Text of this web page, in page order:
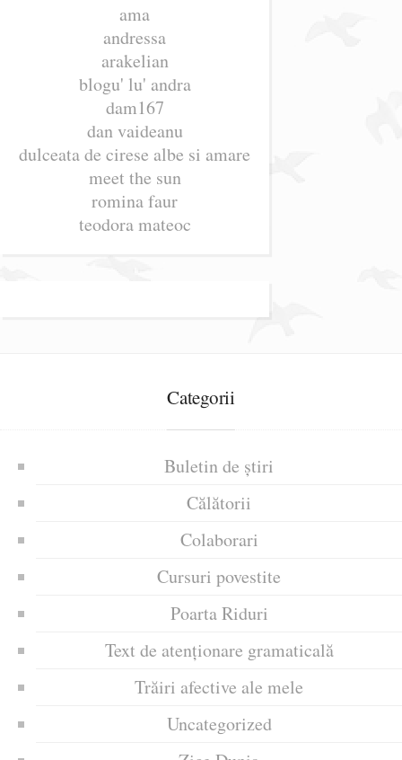
ama
andressa
arakelian
blogu' lu' andra
dam167
dan vaideanu
dulceata de cirese albe si amare
meet the sun
romina faur
teodora mateoc
Categorii
Buletin de știri
Călătorii
Colaborari
Cursuri povestite
Poarta Riduri
Text de atenționare gramaticală
Trăiri afective ale mele
Uncategorized